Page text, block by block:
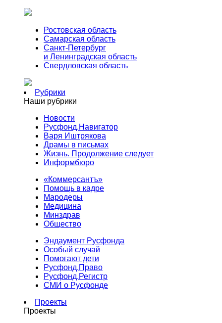
Ростовская область
Самарская область
Санкт-Петербург
и Ленинградская область
Свердловская область
Рубрики
Наши рубрики
Новости
Русфонд.Навигатор
Варя Иштрякова
Драмы в письмах
Жизнь. Продолжение следует
Информбюро
«Коммерсантъ»
Помощь в кадре
Мародеры
Медицина
Минздрав
Общество
Эндаумент Русфонда
Особый случай
Помогают дети
Русфонд.Право
Русфонд.Регистр
СМИ о Русфонде
Проекты
Проекты